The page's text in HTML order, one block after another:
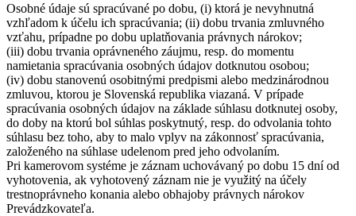
Osobné údaje sú spracúvané po dobu, (i) ktorá je nevyhnutná
vzhľadom k účelu ich spracúvania; (ii) dobu trvania zmluvného
vzťahu, prípadne po dobu uplatňovania právnych nárokov;
(iii) dobu trvania oprávneného záujmu, resp. do momentu
namietania spracúvania osobných údajov dotknutou osobou;
(iv) dobu stanovenú osobitnými predpismi alebo medzinárodnou
zmluvou, ktorou je Slovenská republika viazaná. V prípade
spracúvania osobných údajov na základe súhlasu dotknutej osoby,
do doby na ktorú bol súhlas poskytnutý, resp. do odvolania tohto
súhlasu bez toho, aby to malo vplyv na zákonnosť spracúvania,
založeného na súhlase udelenom pred jeho odvolaním.
Pri kamerovom systéme je záznam uchovávaný po dobu 15 dní od
vyhotovenia, ak vyhotovený záznam nie je využitý na účely
trestnoprávneho konania alebo obhajoby právnych nárokov
Prevádzkovateľa.